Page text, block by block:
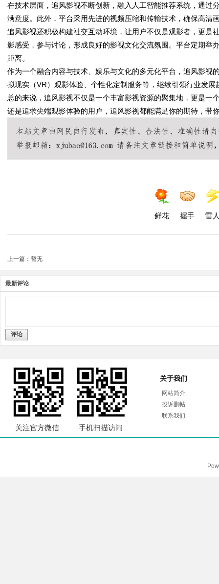
在技术层面，追风影视不断创新，融入人工智能推荐系统，通过
满意度。此外，平台采用先进的视频压缩和传输技术，确保高清
追风影视还积极构建社交互动环境，让用户不仅是观影者，更是
影感受，参与讨论，形成良好的影视文化交流氛围。平台定期举
距离。
作为一个融合内容与技术、娱乐与文化的多元化平台，追风影视
拟现实（VR）观影体验、个性化定制服务等，继续引领行业发
总的来说，追风影视不仅是一个丰富影视资源的聚集地，更是
还是追求尖端观影体验的用户，追风影视都能满足你的期待，带
鲜花 握手 雷
上一篇：暂无
最新评论
评论
关注官方微信 手机扫描访问
关于我们
网站简介
投诉删帖
联系我们